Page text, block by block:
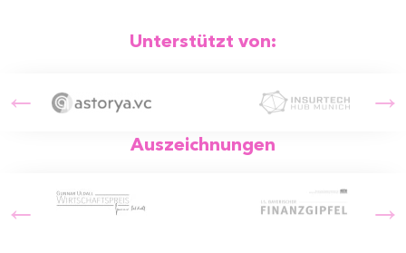
Unterstützt von:
Auszeichnungen